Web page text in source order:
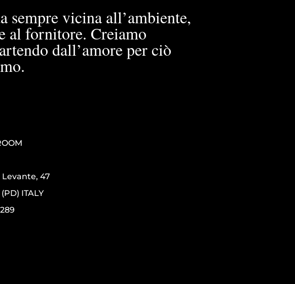
sempre vicina all’ambiente,
al fornitore. Creiamo
dall’amore per ciò
47
ITALY